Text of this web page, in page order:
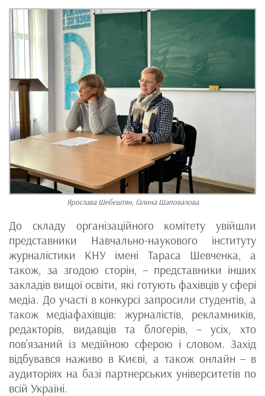
Ярослава Шебештян, Галина Шаповалова
До складу організаційного комітету увійшли
представники Навчально-наукового інституту
журналістики КНУ імені Тараса Шевченка, а
також, за згодою сторін, – представники інших
закладів вищої освіти, які готують фахівців у сфері
медіа. До участі в конкурсі запросили студентів, а
також медіафахівців: журналістів, рекламників,
редакторів, видавців та блогерів, – усіх, хто
пов’язаний із медійною сферою і словом. Захід
відбувався наживо в Києві, а також онлайн – в
аудиторіях на базі партнерських університетів по
всій Україні.